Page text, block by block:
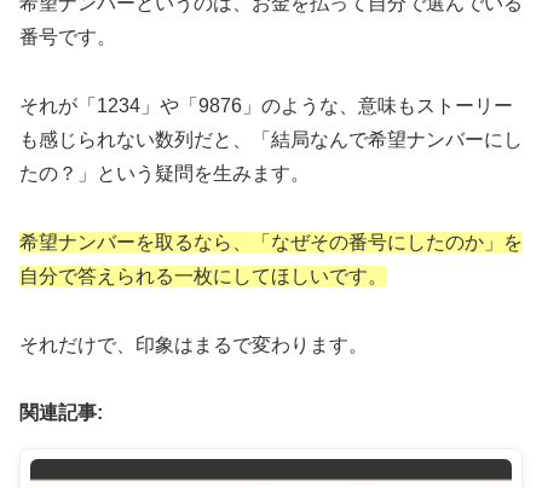
番号です。
それが「1234」や「9876」のような、意味もストーリー
も感じられない数列だと、「結局なんで希望ナンバーにし
たの？」という疑問を生みます。
希望ナンバーを取るなら、「なぜその番号にしたのか」を
自分で答えられる一枚にしてほしいです。
それだけで、印象はまるで変わります。
関連記事: